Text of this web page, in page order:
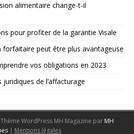
alimentaire change-t-il
pour profiter de la garantie Visale
forfaitaire peut être plus avantageuse
vos obligations en 2023
de l’affacturage
WordPress MH Magazine par MH
| Mentions légales